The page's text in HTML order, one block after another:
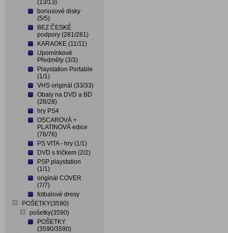
(13/13)
bonusové disky
(5/5)
BEZ ČESKÉ
podpory (281/281)
KARAOKE (11/11)
Upomínkové
Předměty (3/3)
Playstation Portable
(1/1)
VHS originál (33/33)
Obaly na DVD a BD
(28/28)
hry PS4
OSCAROVÁ +
PLATINOVÁ edice
(76/76)
PS VITA - hry (1/1)
DVD s tričkem (2/2)
PSP playstation
(1/1)
originál COVER
(7/7)
fotbalové dresy
POŠETKY(3590)
pošetky(3590)
POŠETKY
(3590/3590)